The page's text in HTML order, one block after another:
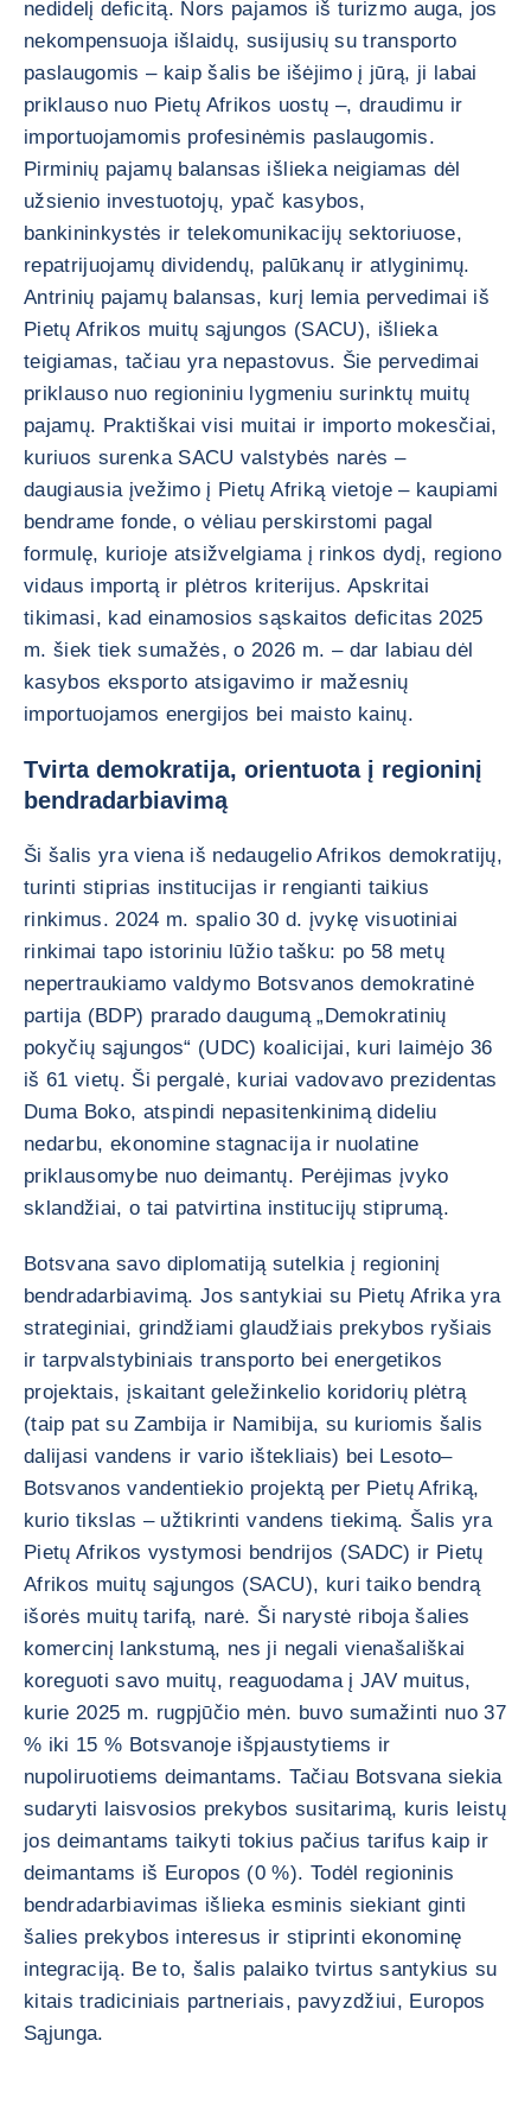
nedidelį deficitą. Nors pajamos iš turizmo auga, jos
nekompensuoja išlaidų, susijusių su transporto
paslaugomis – kaip šalis be išėjimo į jūrą, ji labai
priklauso nuo Pietų Afrikos uostų –, draudimu ir
importuojamomis profesinėmis paslaugomis.
Pirminių pajamų balansas išlieka neigiamas dėl
užsienio investuotojų, ypač kasybos,
bankininkystės ir telekomunikacijų sektoriuose,
repatrijuojamų dividendų, palūkanų ir atlyginimų.
Antrinių pajamų balansas, kurį lemia pervedimai iš
Pietų Afrikos muitų sąjungos (SACU), išlieka
teigiamas, tačiau yra nepastovus. Šie pervedimai
priklauso nuo regioniniu lygmeniu surinktų muitų
pajamų. Praktiškai visi muitai ir importo mokesčiai,
kuriuos surenka SACU valstybės narės –
daugiausia įvežimo į Pietų Afriką vietoje – kaupiami
bendrame fonde, o vėliau perskirstomi pagal
formulę, kurioje atsižvelgiama į rinkos dydį, regiono
vidaus importą ir plėtros kriterijus. Apskritai
tikimasi, kad einamosios sąskaitos deficitas 2025
m. šiek tiek sumažės, o 2026 m. – dar labiau dėl
kasybos eksporto atsigavimo ir mažesnių
importuojamos energijos bei maisto kainų.
Tvirta demokratija, orientuota į regioninį
bendradarbiavimą
Ši šalis yra viena iš nedaugelio Afrikos demokratijų,
turinti stiprias institucijas ir rengianti taikius
rinkimus. 2024 m. spalio 30 d. įvykę visuotiniai
rinkimai tapo istoriniu lūžio tašku: po 58 metų
nepertraukiamo valdymo Botsvanos demokratinė
partija (BDP) prarado daugumą „Demokratinių
pokyčių sąjungos“ (UDC) koalicijai, kuri laimėjo 36
iš 61 vietų. Ši pergalė, kuriai vadovavo prezidentas
Duma Boko, atspindi nepasitenkinimą dideliu
nedarbu, ekonomine stagnacija ir nuolatine
priklausomybe nuo deimantų. Perėjimas įvyko
sklandžiai, o tai patvirtina institucijų stiprumą.
Botsvana savo diplomatiją sutelkia į regioninį
bendradarbiavimą. Jos santykiai su Pietų Afrika yra
strateginiai, grindžiami glaudžiais prekybos ryšiais
ir tarpvalstybiniais transporto bei energetikos
projektais, įskaitant geležinkelio koridorių plėtrą
(taip pat su Zambija ir Namibija, su kuriomis šalis
dalijasi vandens ir vario ištekliais) bei Lesoto–
Botsvanos vandentiekio projektą per Pietų Afriką,
kurio tikslas – užtikrinti vandens tiekimą. Šalis yra
Pietų Afrikos vystymosi bendrijos (SADC) ir Pietų
Afrikos muitų sąjungos (SACU), kuri taiko bendrą
išorės muitų tarifą, narė. Ši narystė riboja šalies
komercinį lankstumą, nes ji negali vienašališkai
koreguoti savo muitų, reaguodama į JAV muitus,
kurie 2025 m. rugpjūčio mėn. buvo sumažinti nuo 37
% iki 15 % Botsvanoje išpjaustytiems ir
nupoliruotiems deimantams. Tačiau Botsvana siekia
sudaryti laisvosios prekybos susitarimą, kuris leistų
jos deimantams taikyti tokius pačius tarifus kaip ir
deimantams iš Europos (0 %). Todėl regioninis
bendradarbiavimas išlieka esminis siekiant ginti
šalies prekybos interesus ir stiprinti ekonominę
integraciją. Be to, šalis palaiko tvirtus santykius su
kitais tradiciniais partneriais, pavyzdžiui, Europos
Sąjunga.